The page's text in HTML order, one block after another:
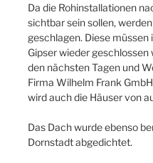
Da die Rohinstallationen
sichtbar sein sollen,
geschlagen. Diese
Gipser wieder
den nächsten Tagen und
Firma Wilhelm Frank
wird auch die Häuser von
Das Dach wurde ebenso
Dornstadt abgedichtet.